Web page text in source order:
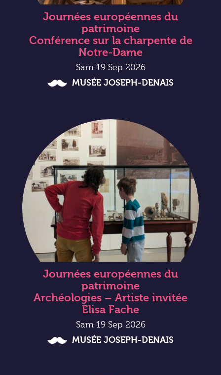
Journées européennes du
patrimoine
Conférence sur la charpente de
Notre-Dame
Sam 19 Sep 2026
MUSÉE JOSEPH-DENAIS
Journées européennes du
patrimoine
Archéologies – Artiste invitée
Elisa Fache
Sam 19 Sep 2026
MUSÉE JOSEPH-DENAIS